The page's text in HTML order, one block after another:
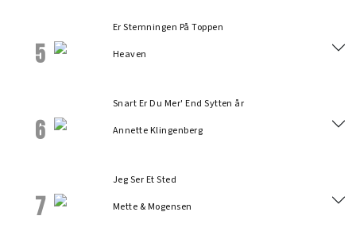
5
Er Stemningen På Toppen
Heaven
6
Snart Er Du Mer' End Sytten år
Annette Klingenberg
7
Jeg Ser Et Sted
Mette & Mogensen